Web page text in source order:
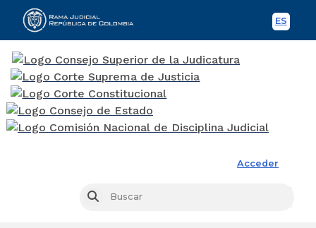
ES
Acceder
Buscar